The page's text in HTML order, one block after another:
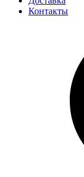
Контакты